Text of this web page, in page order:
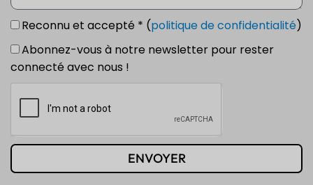
Reconnu et accepté * (politique de confidentialité)
Abonnez-vous à notre newsletter pour rester
connecté avec nous !
ENVOYER